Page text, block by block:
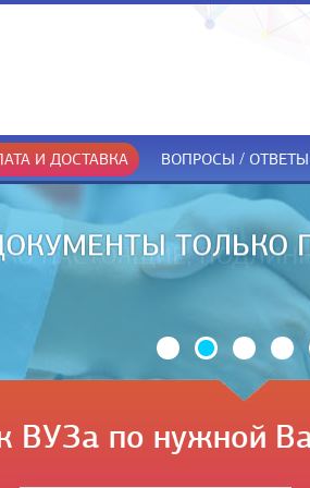
И ДОСТАВКА ВОПРОСЫ / ОТВЕТЫ
ТОЛЬКО
ВУЗа по нужной